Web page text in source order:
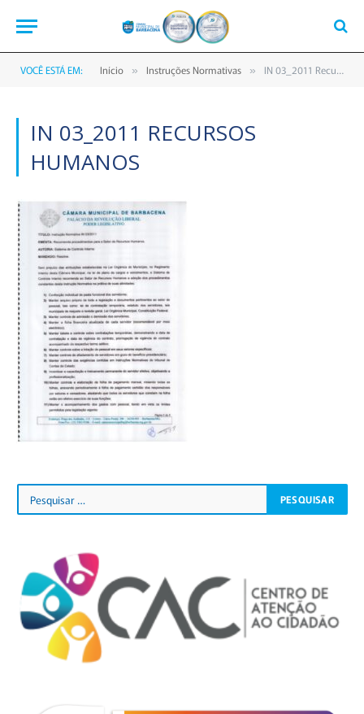
VOCÊ ESTÁ EM: Início » Instruções Normativas » IN 03_2011 Recursos Humanos
IN 03_2011 RECURSOS
HUMANOS